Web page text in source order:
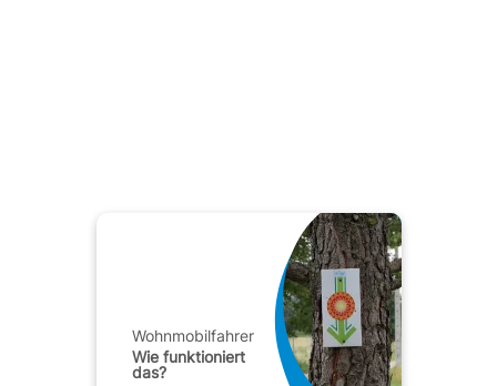
Wohnmobilfahrer
Wie funktioniert
das?